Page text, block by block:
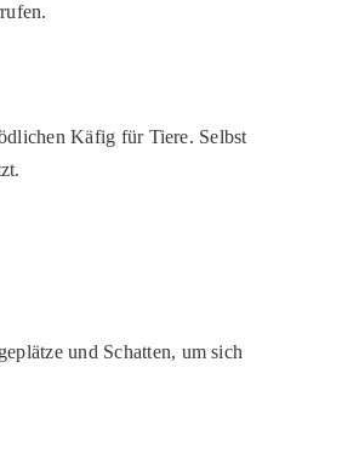
Käfig für Tiere. Selbst
und Schatten, um sich